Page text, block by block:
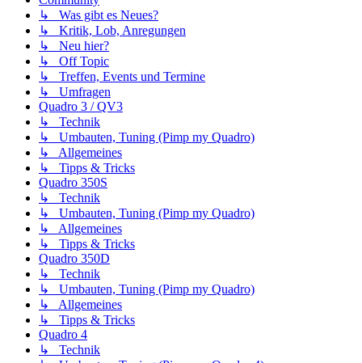
↳ Was gibt es Neues?
↳ Kritik, Lob, Anregungen
↳ Neu hier?
↳ Off Topic
↳ Treffen, Events und Termine
↳ Umfragen
Quadro 3 / QV3
↳ Technik
↳ Umbauten, Tuning (Pimp my Quadro)
↳ Allgemeines
↳ Tipps & Tricks
Quadro 350S
↳ Technik
↳ Umbauten, Tuning (Pimp my Quadro)
↳ Allgemeines
↳ Tipps & Tricks
Quadro 350D
↳ Technik
↳ Umbauten, Tuning (Pimp my Quadro)
↳ Allgemeines
↳ Tipps & Tricks
Quadro 4
↳ Technik